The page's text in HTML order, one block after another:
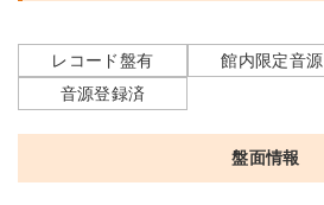
盤面情報
レコード盤有
館内限定音源
音源登録済